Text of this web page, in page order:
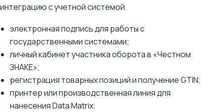
интеграцию с учетной системой.
электронная подпись для работы с
государственными системами;
личный кабинет участника оборота в «Честном
ЗНАКЕ»;
регистрация товарных позиций и получение GTIN;
принтер или производственная линия для
нанесения Data Matrix;